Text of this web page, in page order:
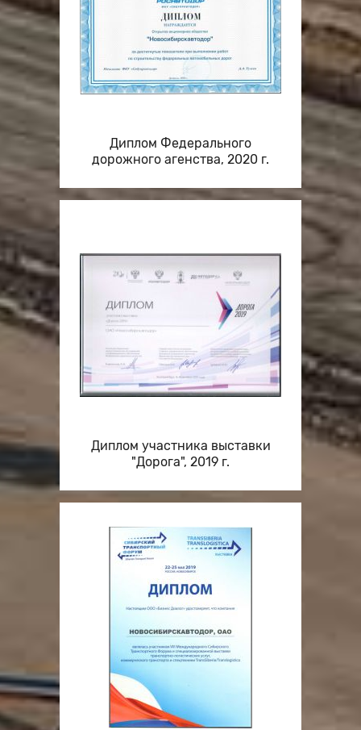
Диплом Федерального
дорожного агенства, 2020 г.
Диплом участника выставки
"Дорога", 2019 г.